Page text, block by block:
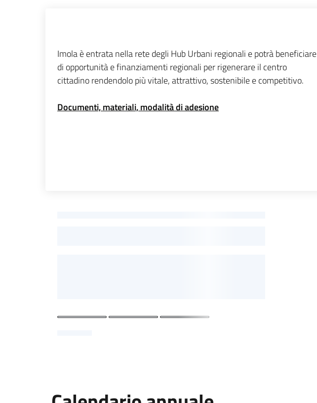
Imola è entrata nella rete degli Hub Urbani regionali e potrà beneficiare
di opportunità e finanziamenti regionali per rigenerare il centro
cittadino rendendolo più vitale, attrattivo, sostenibile e competitivo.
Documenti, materiali, modalità di adesione